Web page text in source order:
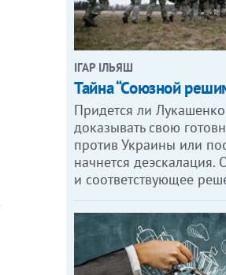
ІГАР ІЛЬЯШ
Тайна “Союзной
Придется ли
доказывать свою
против Украины или
начнется деэскалация.
и соответствующее